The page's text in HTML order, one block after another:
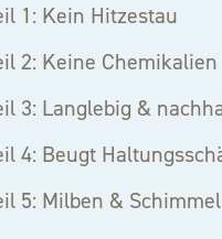
1: Kein Hitzestau
2: Keine Chemikalien
3: Langlebig &
4: Beugt
5: Milben &